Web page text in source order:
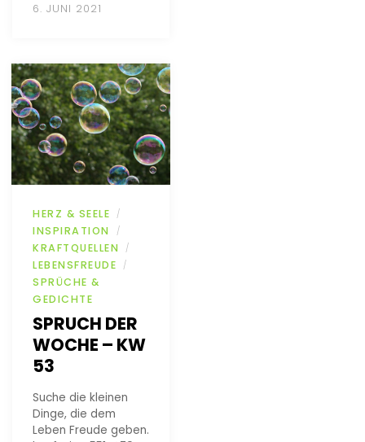
6. JUNI 2021
HERZ & SEELE /
INSPIRATION /
KRAFTQUELLEN /
LEBENSFREUDE /
SPRÜCHE &
GEDICHTE
SPRUCH DER
WOCHE – KW
53
Suche die kleinen
Dinge, die dem
Leben Freude geben.